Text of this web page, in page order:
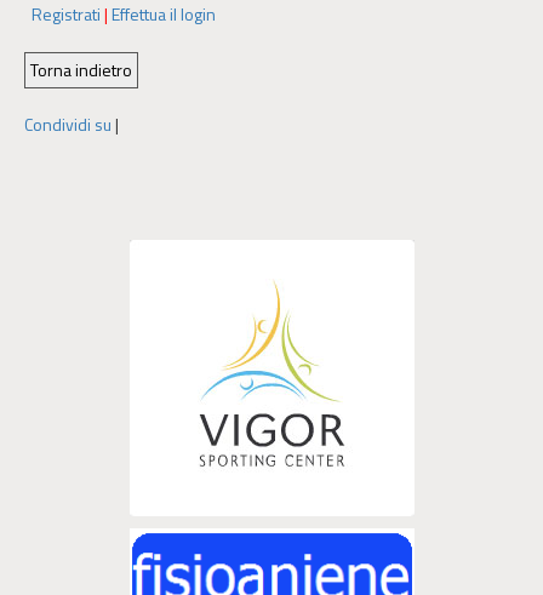
Registrati|Effettua il login
Condividi su|